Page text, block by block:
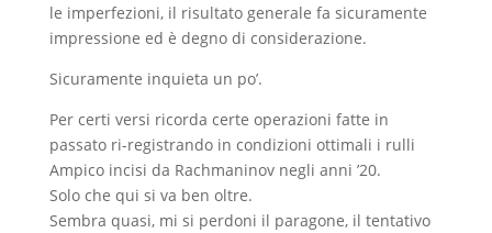
le imperfezioni, il risultato generale fa sicuramente
impressione ed è degno di considerazione.
Sicuramente inquieta un po’.
Per certi versi ricorda certe operazioni fatte in
passato ri-registrando in condizioni ottimali i rulli
Ampico incisi da Rachmaninov negli anni ’20.
Solo che qui si va ben oltre.
Sembra quasi, mi si perdoni il paragone, il tentativo